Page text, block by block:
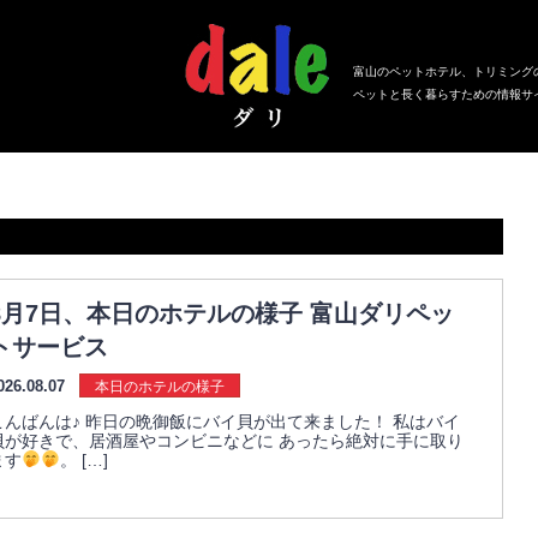
富山のペットホテル、トリミング
ペットと長く暮らすための情報サ
7日、本日のホテルの様子 富山ダリペッ
サービス
本日のホテルの様子
んばんは♪ 昨日の晩御飯にバイ貝が出て来ました！ 私はバイ
が好きで、居酒屋やコンビニなどに あったら絶対に手に取り
す
。 […]